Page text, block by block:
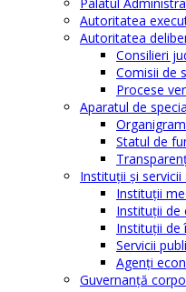
Palatul
Autoritatea
Autoritatea
Consilieri
Comisii de
Procese
Aparatul de
Statul de
Instituţii şi
Instituţii
Instituţii de
Instituţii de
Servicii
Agenţi
Guvernanță